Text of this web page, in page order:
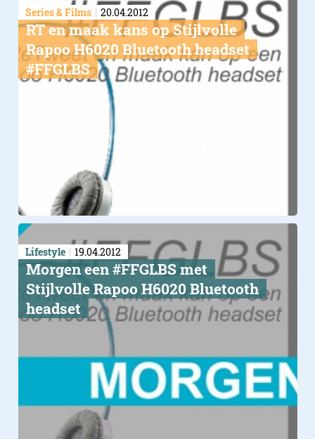
Series & Films 20.04.2012
RT en maak kans op Stijlvolle
Rapoo H6020 Bluetooth headset
#FFGLBS
Lifestyle 19.04.2012
Morgen een #FFGLBS met
Stijlvolle Rapoo H6020 Bluetooth
headset